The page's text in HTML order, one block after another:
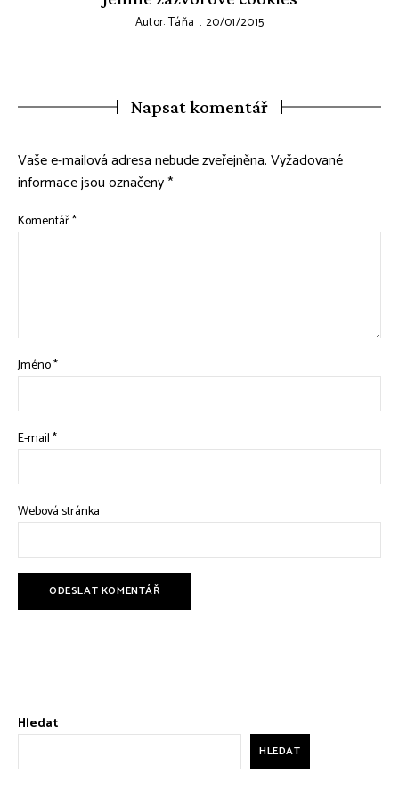
Autor:Táňa 20/01/2015
Napsat komentář
Vaše e-mailová adresa nebude zveřejněna.Vyžadované
informace jsou označeny*
Komentář*
Jméno*
E-mail*
Webová stránka
Hledat
HLEDAT